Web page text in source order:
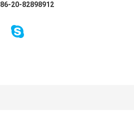
86-20-82898912